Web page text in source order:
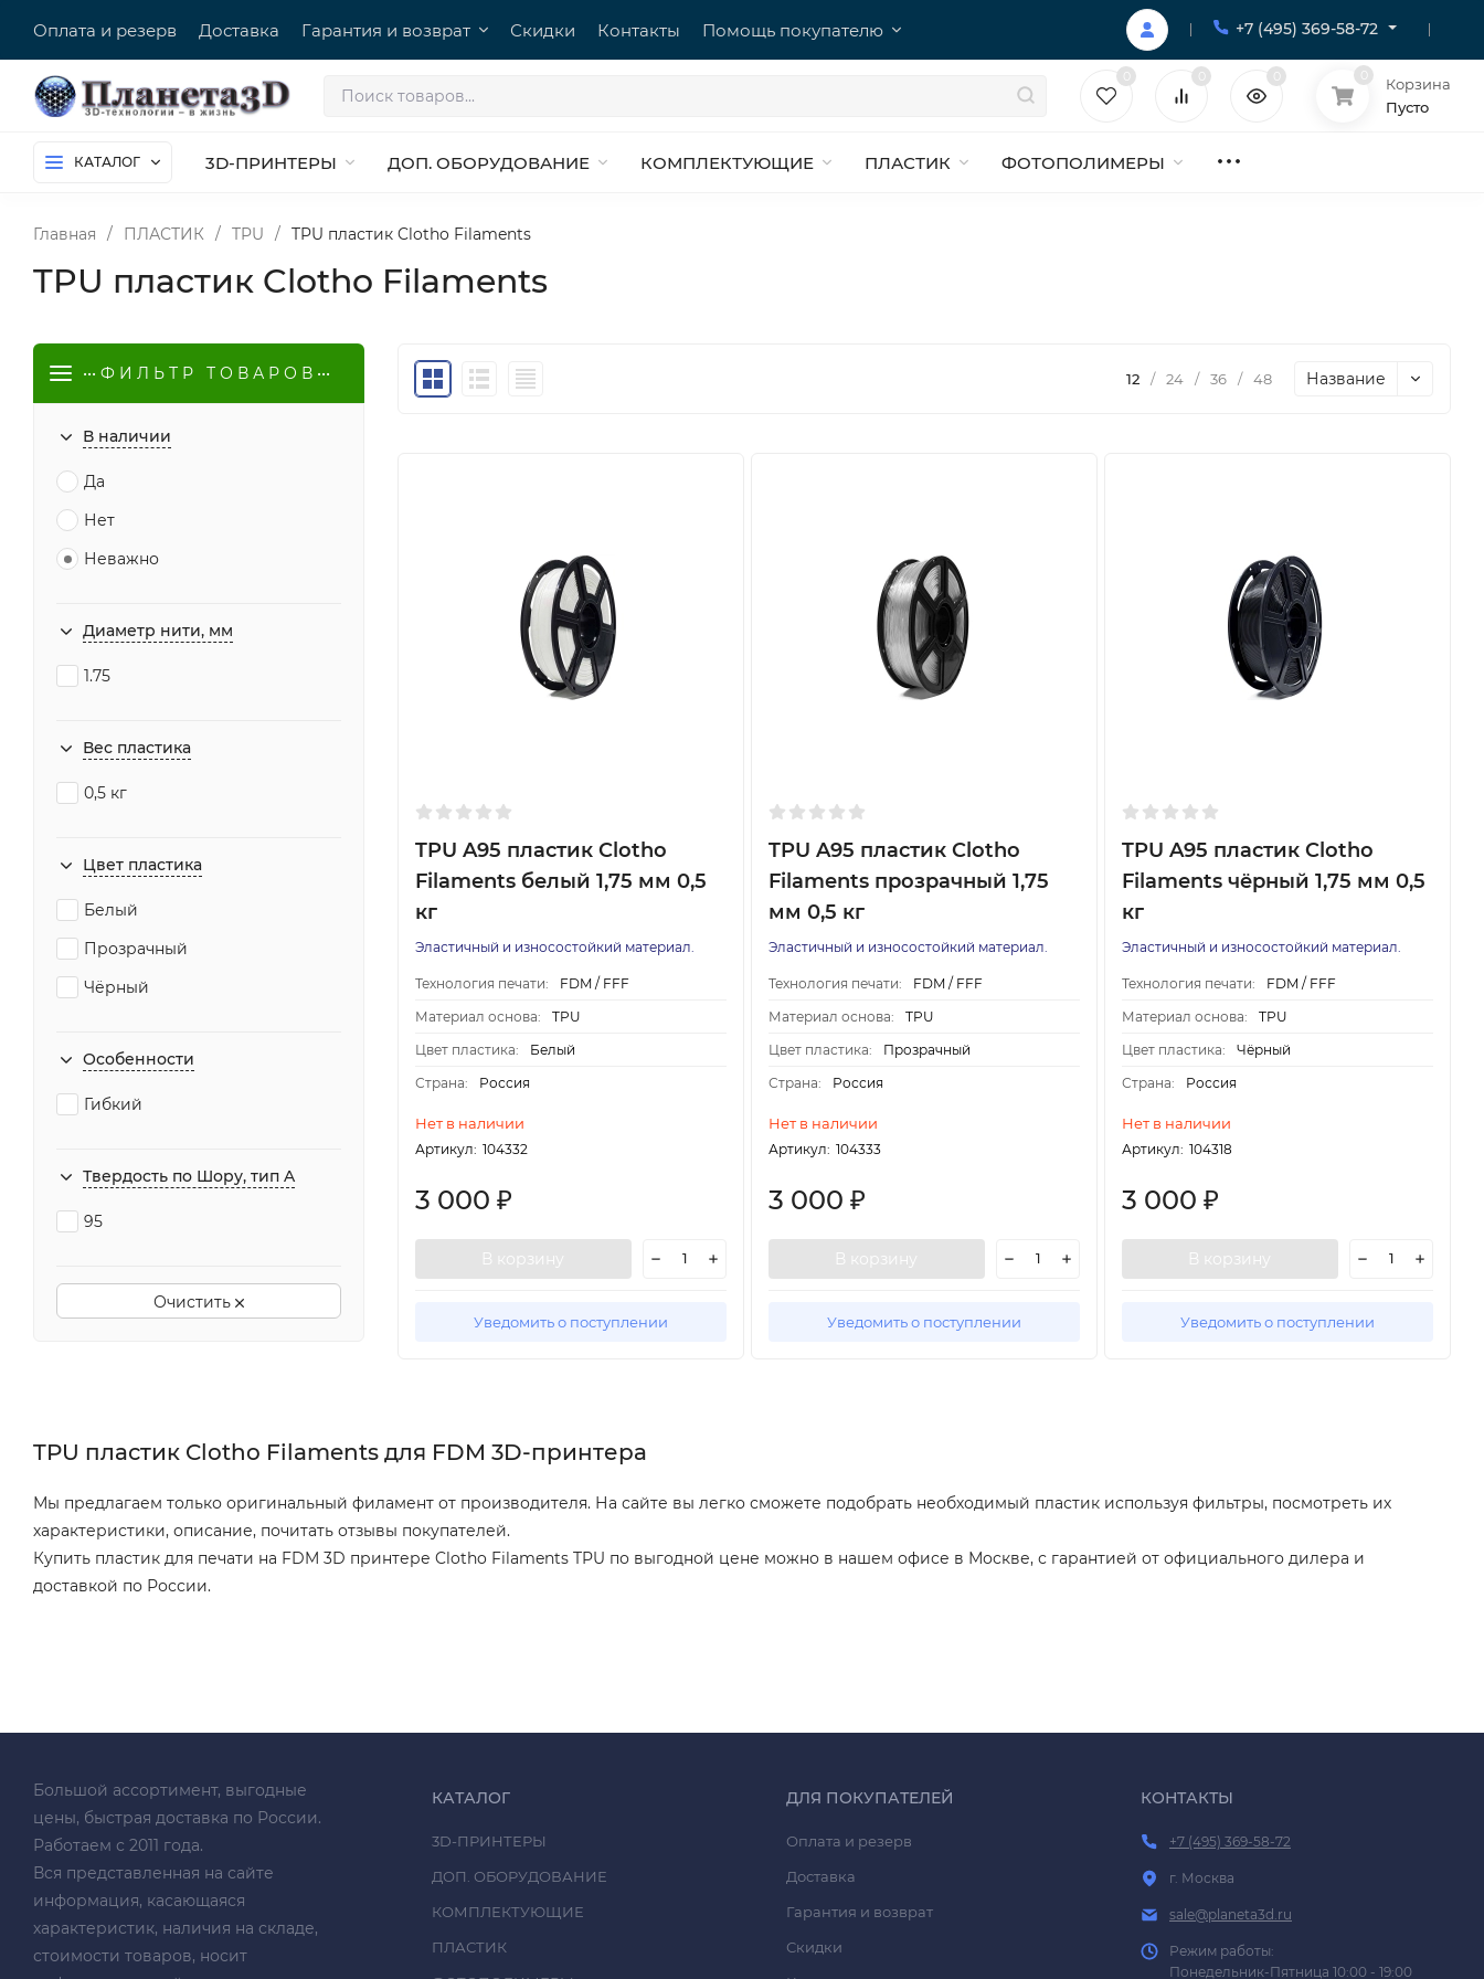
Оплата и резерв Доставка Гарантия и возврат Скидки Контакты Помощь покупателю +7 (495) 369-58-72
Корзина
Пусто
КАТАЛОГ 3D-ПРИНТЕРЫ ДОП. ОБОРУДОВАНИЕ КОМПЛЕКТУЮЩИЕ ПЛАСТИК ФОТОПОЛИМЕРЫ
Главная / ПЛАСТИК / TPU / TPU пластик Clotho Filaments
TPU пластик Clotho Filaments
••• Ф И Л Ь Т Р Т О В А Р О В •••
В наличии
Да
Нет
Неважно
Диаметр нити, мм
1.75
Вес пластика
0,5 кг
Цвет пластика
Белый
Прозрачный
Чёрный
Особенности
Гибкий
Твердость по Шору, тип A
95
Очистить
12 / 24 / 36 / 48 Название
TPU A95 пластик Clotho
Filaments белый 1,75 мм 0,5
кг
Эластичный и износостойкий материал.
Технология печати:
FDM / FFF
Материал основа:
TPU
Цвет пластика:
Белый
Страна:
Россия
Нет в наличии
Артикул: 104332
3 000 ₽
В корзину
Уведомить о поступлении
TPU A95 пластик Clotho
Filaments прозрачный 1,75
мм 0,5 кг
Эластичный и износостойкий материал.
Технология печати:
FDM / FFF
Материал основа:
TPU
Цвет пластика:
Прозрачный
Страна:
Россия
Нет в наличии
Артикул: 104333
3 000 ₽
В корзину
Уведомить о поступлении
TPU A95 пластик Clotho
Filaments чёрный 1,75 мм 0,5
кг
Эластичный и износостойкий материал.
Технология печати:
FDM / FFF
Материал основа:
TPU
Цвет пластика:
Чёрный
Страна:
Россия
Нет в наличии
Артикул: 104318
3 000 ₽
В корзину
Уведомить о поступлении
TPU пластик Clotho Filaments для FDM 3D-принтера
Мы предлагаем только оригинальный филамент от производителя. На сайте вы легко сможете подобрать необходимый пластик используя фильтры, посмотреть их
характеристики, описание, почитать отзывы покупателей.
Купить пластик для печати на FDM 3D принтере Clotho Filaments TPU по выгодной цене можно в нашем офисе в Москве, с гарантией от официального дилера и
доставкой по России.
Большой ассортимент, выгодные
цены, быстрая доставка по России.
Работаем с 2011 года.
Вся представленная на сайте
информация, касающаяся
характеристик, наличия на складе,
стоимости товаров, носит
КАТАЛОГ
3D-ПРИНТЕРЫ
ДОП. ОБОРУДОВАНИЕ
КОМПЛЕКТУЮЩИЕ
ПЛАСТИК
ДЛЯ ПОКУПАТЕЛЕЙ
Оплата и резерв
Доставка
Гарантия и возврат
Скидки
КОНТАКТЫ
+7 (495) 369-58-72
г. Москва
sale@planeta3d.ru
Режим работы:
Понедельник-Пятница 10:00 - 19:00